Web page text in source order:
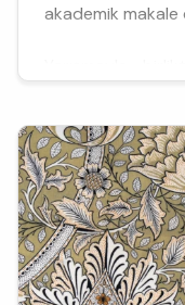
akademik makale
sağlayacak
amaçlanıyor. ...